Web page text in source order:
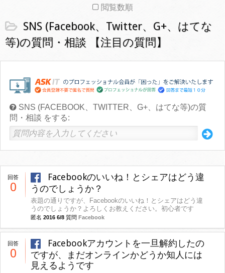
閲覧数順
SNS (Facebook、Twitter、G+、はてな
等)の質問・相談 【注目の質問】
SNS (FACEBOOK、TWITTER、G+、はてな等)の質
問・相談 をする:
回答
0
Facebookのいいね！とシェアはどう違
うのでしょうか？
表題の通りですが、Facebookのいいね！とシェアはどう違
うのでしょうか？よろしくお教えください。初心者です
匿名 2016 6/8 質問 Facebook
回答
0
Facebookアカウントを一旦解約したの
ですが、まだオンラインかどうか知人には
見えるようです